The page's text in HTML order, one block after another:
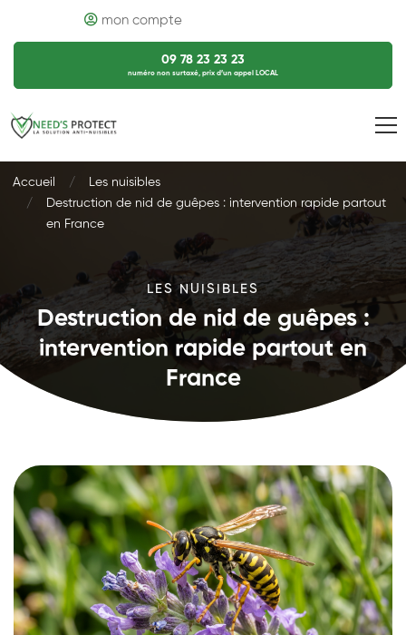
mon compte
09 78 23 23 23
numéro non surtaxé, prix d’un appel LOCAL
Accueil
Les nuisibles
Destruction de nid de guêpes : intervention rapide partout
en France
LES NUISIBLES
Destruction de nid de guêpes :
intervention rapide partout en
France